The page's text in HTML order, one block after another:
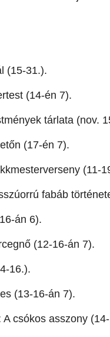
(15-31.).
(14-én 7).
tárlata (nov.
(17-én 7).
(11-
fabáb
án 6).
(12-16-án 7).
16.).
(13-16-án 7).
csókos asszony